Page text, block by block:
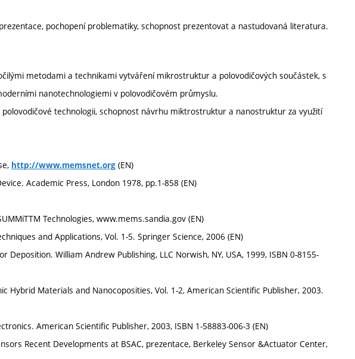
pochopení problematiky, schopnost prezentovat a nastudovaná literatura.
metodami a technikami vytváření mikrostruktur a polovodičových součástek, s
nanotechnologiemi v polovodičovém průmyslu.
technologii, schopnost návrhu miktrostruktur a nanostruktur za využití
http://www.memsnet.org (EN)
Academic Press, London 1978, pp.1-858 (EN)
Technologies, www.mems.sandia.gov (EN)
and Applications, Vol. 1-5. Springer Science, 2006 (EN)
Deposition. William Andrew Publishing, LLC Norwish, NY, USA, 1999, ISBN 0-8155-
Hybrid Materials and Nanocoposities, Vol. 1-2, American Scientific Publisher, 2003.
American Scientific Publisher, 2003, ISBN 1-58883-006-3 (EN)
Recent Developments at BSAC, prezentace, Berkeley Sensor &Actuator Center,